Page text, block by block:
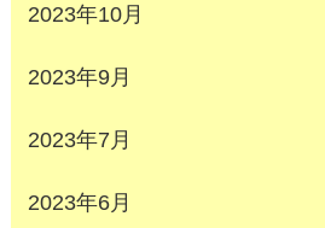
2023年10月
2023年9月
2023年7月
2023年6月